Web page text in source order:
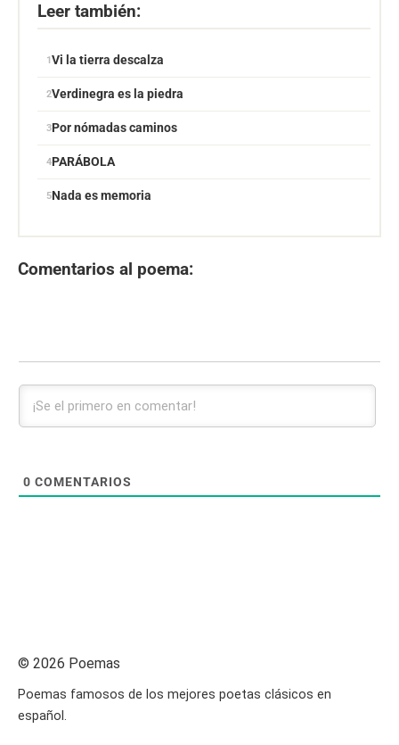
Leer también:
Vi la tierra descalza
Verdinegra es la piedra
Por nómadas caminos
PARÁBOLA
Nada es memoria
Comentarios al poema:
0 COMENTARIOS
© 2026 Poemas
Poemas famosos de los mejores poetas clásicos en
español.